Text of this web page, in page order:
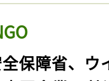
全保障省、ウ